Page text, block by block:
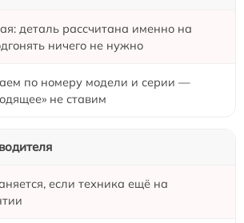
деталь рассчитана именно на
ничего не нужно
по номеру модели и серии —
не ставим
если техника ещё на